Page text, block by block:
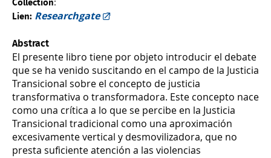
Collection
Lien: Researchgate
Abstract
El presente libro tiene por objeto introducir el debate
que se ha venido suscitando en el campo de la Justicia
Transicional sobre el concepto de justicia
transformativa o transformadora. Este concepto nace
como una crítica a lo que se percibe en la Justicia
Transicional tradicional como una aproximación
excesivamente vertical y desmovilizadora, que no
presta suficiente atención a las violencias